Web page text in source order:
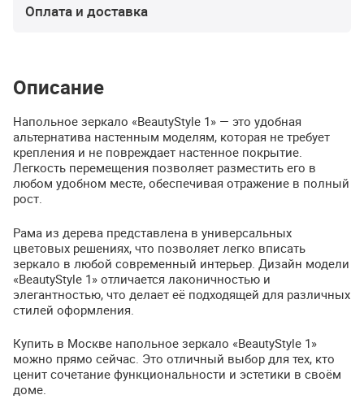
Оплата и доставка
Описание
Напольное зеркало «BeautyStyle 1» — это удобная
альтернатива настенным моделям, которая не требует
крепления и не повреждает настенное покрытие.
Легкость перемещения позволяет разместить его в
любом удобном месте, обеспечивая отражение в полный
рост.
Рама из дерева представлена в универсальных
цветовых решениях, что позволяет легко вписать
зеркало в любой современный интерьер. Дизайн модели
«BeautyStyle 1» отличается лаконичностью и
элегантностью, что делает её подходящей для различных
стилей оформления.
Купить в Москве напольное зеркало «BeautyStyle 1»
можно прямо сейчас. Это отличный выбор для тех, кто
ценит сочетание функциональности и эстетики в своём
доме.